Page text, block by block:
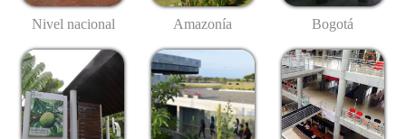
Nivel nacional Amazonía Bogotá